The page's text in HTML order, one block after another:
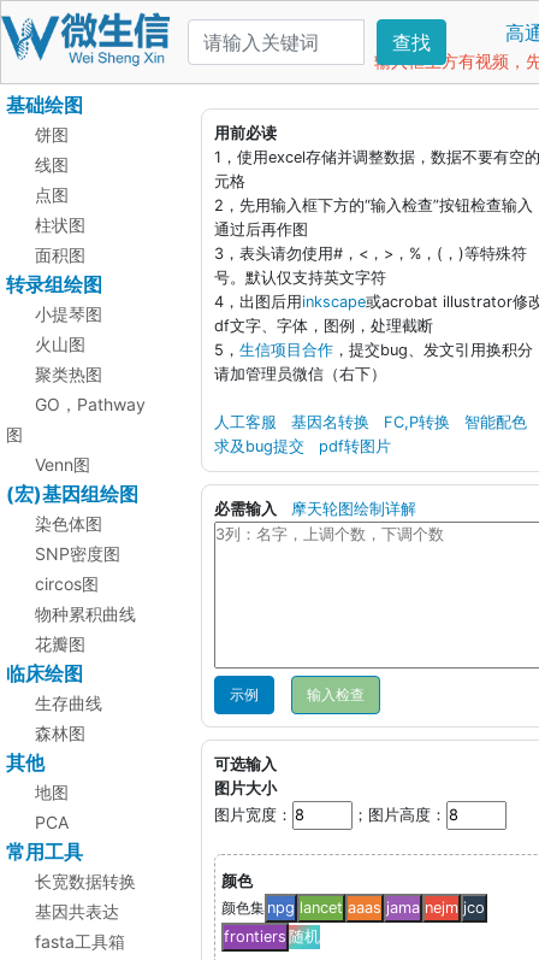
查找 高
输入框上方有视频，
基础绘图
饼图
线图
点图
柱状图
面积图
转录组绘图
小提琴图
火山图
聚类热图
GO，Pathway
图
Venn图
(宏)基因组绘图
染色体图
SNP密度图
circos图
物种累积曲线
花瓣图
临床绘图
生存曲线
森林图
其他
地图
PCA
常用工具
长宽数据转换
基因共表达
fasta工具箱
用前必读
1，使用excel存储并调整数据，数据不要有空
元格
2，先用输入框下方的“输入检查”按钮检查输入
通过后再作图
3，表头请勿使用#，<，>，%，(，)等特殊符
号。默认仅支持英文字符
4，出图后用inkscape或acrobat illustrator修
df文字、字体，图例，处理截断
5， 生信项目合作 ，提交bug、发文引用换积分
请加管理员微信（右下）
人工客服 基因名转换 FC,P转换
智能配色
求及bug提交
pdf转图片
必需输入 摩天轮图绘制详解
示例
可选输入
图片大小
图片宽度：
；图片高度：
颜色
颜色集 npg lancet aaas jama nejm jco
frontiers 随机